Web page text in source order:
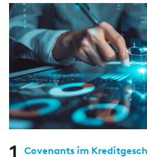
Covenants im